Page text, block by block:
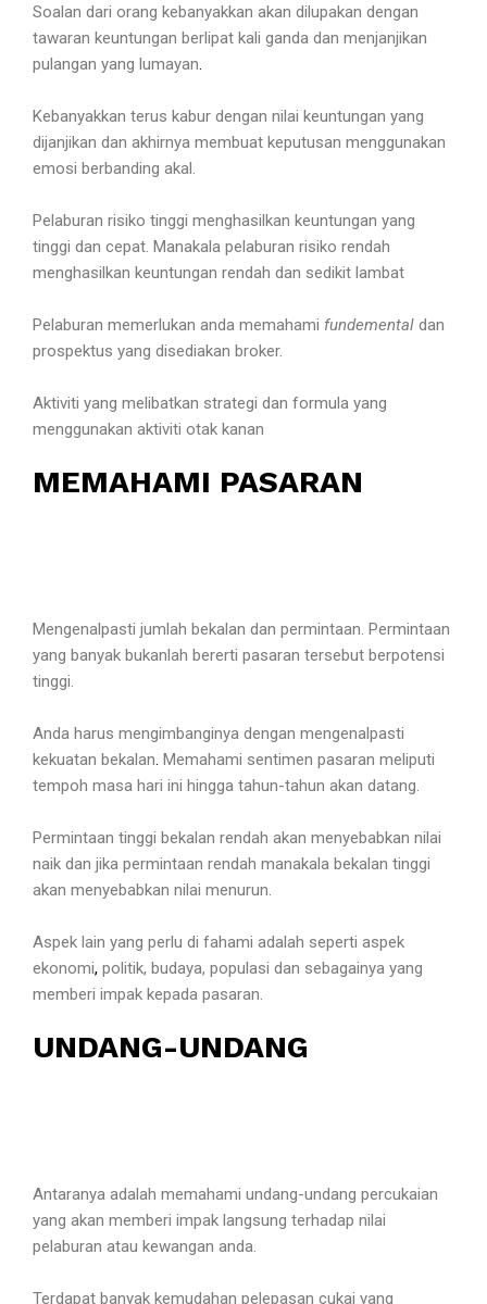
Soalan dari orang kebanyakkan akan dilupakan dengan
tawaran keuntungan berlipat kali ganda dan menjanjikan
pulangan yang lumayan
Kebanyakkan terus kabur dengan nilai keuntungan yang
dijanjikan dan akhirnya membuat keputusan menggunakan
emosi berbanding akal.
Pelaburan risiko tinggi menghasilkan keuntungan yang
tinggi dan cepat. Manakala pelaburan risiko rendah
menghasilkan keuntungan rendah dan sedikit lambat
Pelaburan memerlukan anda memahami fundemental dan
prospektus yang disediakan broker.
Aktiviti yang melibatkan strategi dan formula yang
menggunakan aktiviti otak kanan
MEMAHAMI PASARAN
Mengenalpasti jumlah bekalan dan permintaan. Permintaan
yang banyak bukanlah bererti pasaran tersebut berpotensi
tinggi.
Anda harus mengimbanginya dengan mengenalpasti
kekuatan bekalan Memahami sentimen pasaran meliputi
tempoh masa hari ini hingga tahun-tahun akan datang.
Permintaan tinggi bekalan rendah akan menyebabkan nilai
naik dan jika permintaan rendah manakala bekalan tinggi
akan menyebabkan nilai menurun.
Aspek lain yang perlu di fahami adalah seperti aspek
ekonomi, politik, budaya, populasi dan sebagainya yang
memberi impak kepada pasaran.
UNDANG-UNDANG
Antaranya adalah memahami undang-undang percukaian
yang akan memberi impak langsung terhadap nilai
pelaburan atau kewangan anda.
Terdapat banyak kemudahan pelepasan cukai yang